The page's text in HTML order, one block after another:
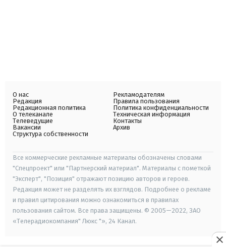
О нас
Редакция
Редакционная политика
О телеканале
Телеведущие
Вакансии
Структура собственности
Рекламодателям
Правила пользования
Политика конфиденциальности
Техническая информация
Контакты
Архив
Все коммерческие рекламные материалы обозначены словами
"Спецпроект" или "Партнерский материал". Материалы с пометкой
"Эксперт", "Позиция" отражают позицию авторов и героев.
Редакция может не разделять их взглядов. Подробнее о рекламе
и правил цитирования можно ознакомиться в правилах
пользования сайтом. Все права защищены. © 2005—2022, ЗАО
«Телерадиокомпания" Люкс "», 24 Канал.